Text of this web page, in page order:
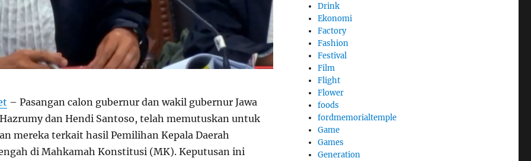
– Pasangan calon gubernur dan wakil gubernur Jawa
dan Hendi Santoso, telah memutuskan untuk
mereka terkait hasil Pemilihan Kepala Daerah
di Mahkamah Konstitusi (MK). Keputusan ini
Drink
Ekonomi
Factory
Fashion
Festival
Film
Flight
Flower
foods
fordmemorialtemple
Game
Games
Generation